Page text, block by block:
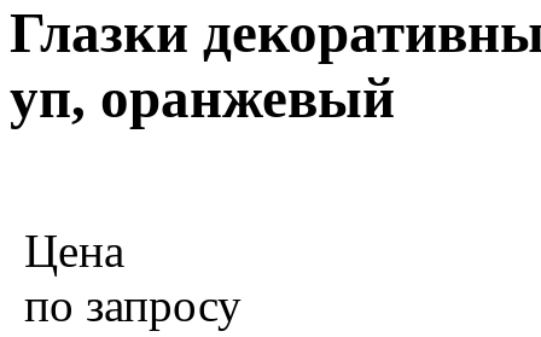
Глазки
уп, оранжевый
Цена
по запросу